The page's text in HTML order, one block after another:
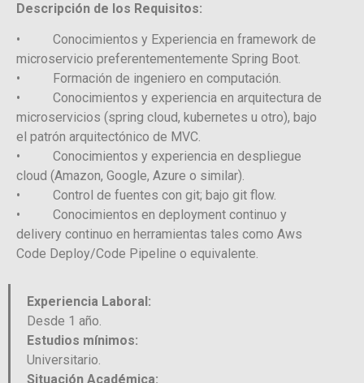
Descripción de los Requisitos:
• Conocimientos y Experiencia en framework de
microservicio preferentementemente Spring Boot.
• Formación de ingeniero en computación.
• Conocimientos y experiencia en arquitectura de
microservicios (spring cloud, kubernetes u otro), bajo
el patrón arquitectónico de MVC.
• Conocimientos y experiencia en despliegue
cloud (Amazon, Google, Azure o similar).
• Control de fuentes con git; bajo git flow.
• Conocimientos en deployment continuo y
delivery continuo en herramientas tales como Aws
Code Deploy/Code Pipeline o equivalente.
Experiencia Laboral:
Desde 1 año.
Estudios mínimos:
Universitario.
Situación Académica: